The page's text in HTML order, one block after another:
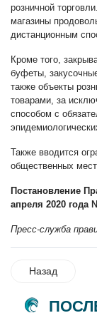
розничной
магазины
дистанционным
Кроме того,
буфеты,
также объекты
товарами, за
способом с
Также вводится
общественных
Постановление
апреля 2020 года
Пресс-служба
Назад